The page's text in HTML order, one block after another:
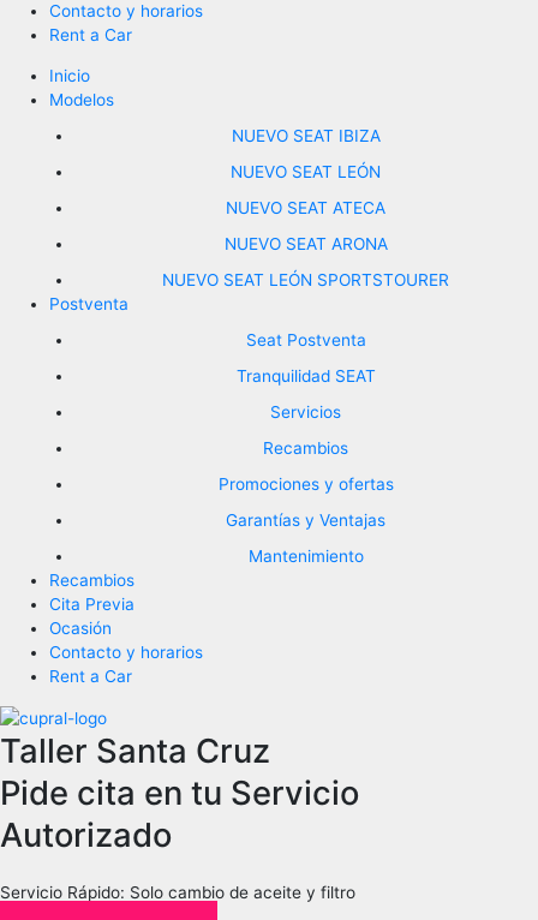
Contacto y horarios
Rent a Car
Inicio
Modelos
NUEVO SEAT IBIZA
NUEVO SEAT LEÓN
NUEVO SEAT ATECA
NUEVO SEAT ARONA
NUEVO SEAT LEÓN SPORTSTOURER
Postventa
Seat Postventa
Tranquilidad SEAT
Servicios
Recambios
Promociones y ofertas
Garantías y Ventajas
Mantenimiento
Recambios
Cita Previa
Ocasión
Contacto y horarios
Rent a Car
Taller Santa Cruz
Pide cita en tu Servicio
Autorizado
Servicio Rápido: Solo cambio de aceite y filtro